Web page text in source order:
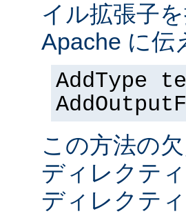
イル拡張子
Apache に伝
AddType
この方法の
ディレクテ
ディレクテ